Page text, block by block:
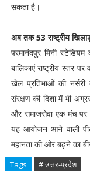
सकता है।
अब तक 53 राष्ट्रीय
परमानंदपुर मिनी
बालिकाएं राष्ट्रीय स्तर
खेल प्रतिभाओं की
संरक्षण की दिशा में भी
और समाजसेवा एक मंच पर
यह आयोजन आने वाली
महानता की ओर बढ़ने का
Tags # उत्तर-प्रदेश